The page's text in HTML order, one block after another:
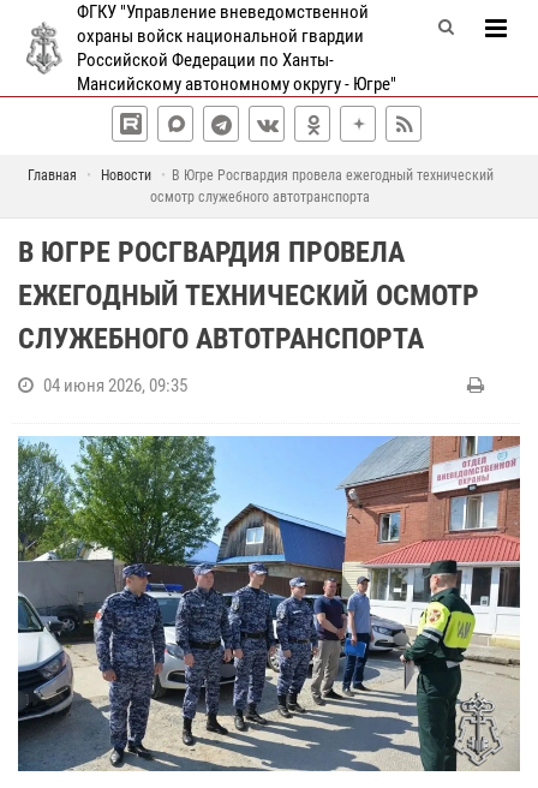
ФГКУ "Управление вневедомственной
охраны войск национальной гвардии
Российской Федерации по Ханты-
Мансийскому автономному округу - Югре"
Главная Новости
В Югре Росгвардия провела ежегодный технический
осмотр служебного автотранспорта
В ЮГРЕ РОСГВАРДИЯ ПРОВЕЛА
ЕЖЕГОДНЫЙ ТЕХНИЧЕСКИЙ ОСМОТР
СЛУЖЕБНОГО АВТОТРАНСПОРТА
04 июня 2026, 09:35